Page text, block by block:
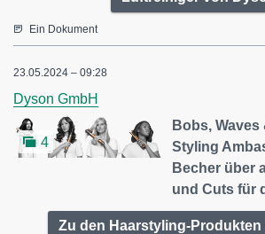
Ein Dokument
23.05.2024 – 09:28
Dyson GmbH
4
Bobs,
Styling
Becher über
und Cuts für
Zu den Haarstyling-